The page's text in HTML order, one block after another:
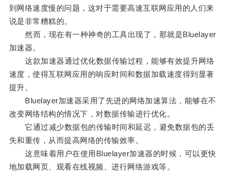
到网络速度慢的问题，这对于需要高速互联网应用的人们来
说是非常糟糕的。
然而，现在有一种神奇的工具出现了，那就是Bluelayer
加速器。
这款加速器通过优化数据传输过程，能够有效提升网络
速度，使得互联网应用的响应时间和数据加载速度得到显著
提升。
Bluelayer加速器采用了先进的网络加速算法，能够在不
改变网络结构的情况下，对数据传输进行优化。
它通过减少数据包的传输时间和延迟，避免数据包的丢
失和重传，从而提高网络的传输效率。
这意味着用户在使用Bluelayer加速器的时候，可以更快
地加载网页、观看在线视频、进行网络游戏等。